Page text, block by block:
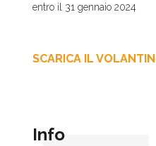
entro il 31 gennaio 2024
SCARICA IL
Info